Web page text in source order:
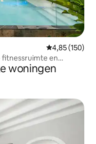
Gemiddelde
4,85 (150)
fitnessruimte en
woningen